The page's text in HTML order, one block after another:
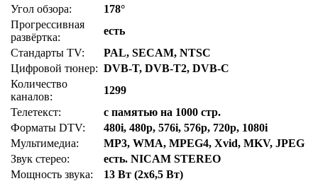
Угол обзора:
178°
Прогрессивная
развёртка:
есть
Стандарты TV:
PAL, SECAM, NTSC
Цифровой тюнер: DVB-T, DVB-T2, DVB-C
Количество
каналов:
1299
Телетекст:
с памятью на 1000 стр.
Форматы DTV:
480i, 480p, 576i, 576p, 720p, 1080i
Мультимедиа:
MP3, WMA, MPEG4, Xvid, MKV, JPEG
Звук стерео:
есть. NICAM STEREO
Мощность звука:
13 Вт (2x6,5 Вт)